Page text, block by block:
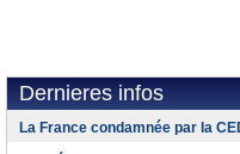
Dernieres infos
La France condamnée par la